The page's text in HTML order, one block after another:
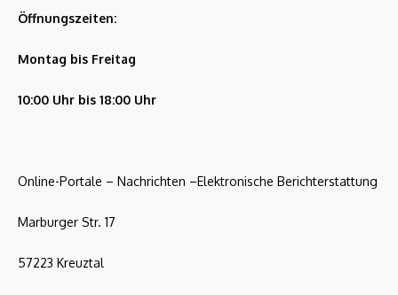
Öffnungszeiten:
Montag bis Freitag
10:00 Uhr bis 18:00 Uhr
Online-Portale – Nachrichten –Elektronische Berichterstattung
Marburger Str. 17
57223 Kreuztal